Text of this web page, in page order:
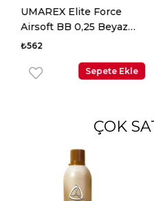
UMAREX Elite Force
Airsoft BB 0,25 Beyaz
2700 Adet
₺562
Sepete Ekle
ÇOK